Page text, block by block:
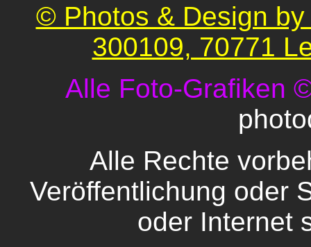
© Photos & Design
300109, 70771
Alle Foto-Grafiken
Alle Rechte
Veröffentlichung oder
oder Internet